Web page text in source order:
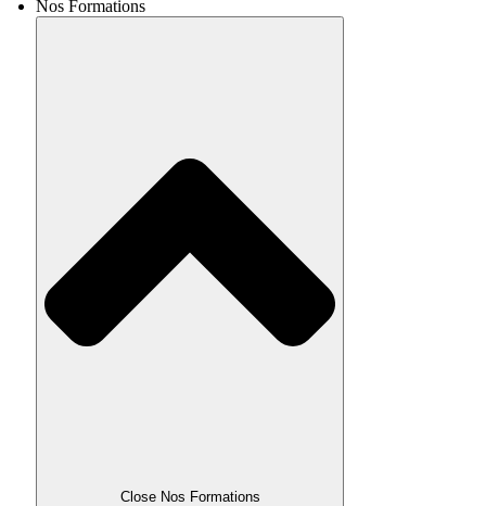
Nos Formations
Close Nos Formations